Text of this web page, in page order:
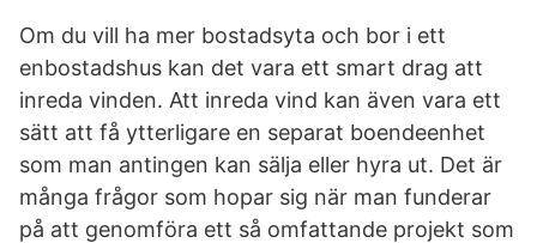
Om du vill ha mer bostadsyta och bor i ett
enbostadshus kan det vara ett smart drag att
inreda vinden. Att inreda vind kan även vara ett
sätt att få ytterligare en separat boendeenhet
som man antingen kan sälja eller hyra ut. Det är
många frågor som hopar sig när man funderar
på att genomföra ett så omfattande projekt som